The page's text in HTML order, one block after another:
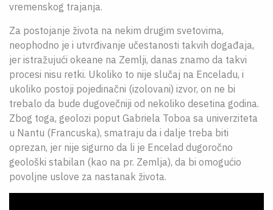
vremenskog trajanja.
Za postojanje života na nekim drugim svetovima,
neophodno je i utvrđivanje učestanosti takvih događaja,
jer istražujući okeane na Zemlji, danas znamo da takvi
procesi nisu retki. Ukoliko to nije slučaj na Enceladu, i
ukoliko postoji pojedinačni (izolovani) izvor, on ne bi
trebalo da bude dugovečniji od nekoliko desetina godina.
Zbog toga, geolozi poput Gabriela Toboa sa univerziteta
u Nantu (Francuska), smatraju da i dalje treba biti
oprezan, jer nije sigurno da li je Encelad dugoročno
geološki stabilan (kao na pr. Zemlja), da bi omogućio
povoljne uslove za nastanak života.